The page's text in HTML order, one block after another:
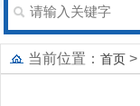
当前位置： 首页 >